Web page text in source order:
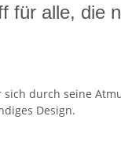
alle, die
durch seine
Design.